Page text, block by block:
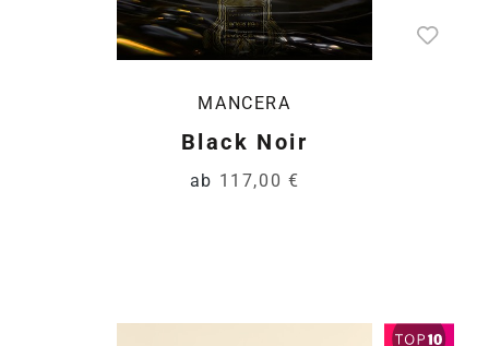
MANCERA
Black Noir
ab 117,00 €